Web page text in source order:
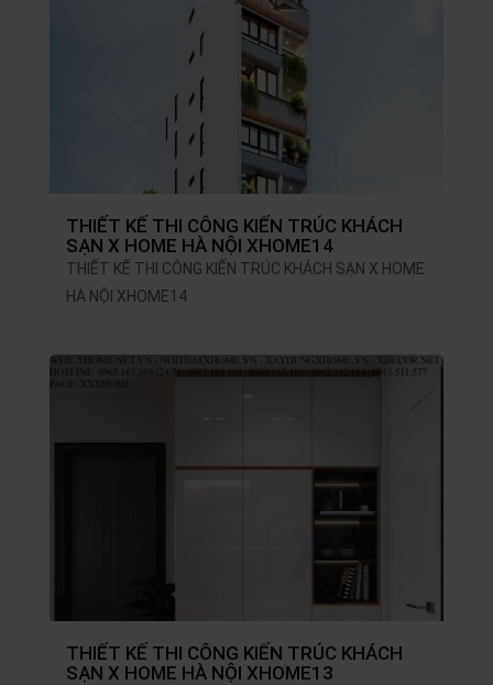
THIẾT KẾ THI CÔNG KIẾN TRÚC KHÁCH
SẠN X HOME HÀ NỘI XHOME14
THIẾT KẾ THI CÔNG KIẾN TRÚC KHÁCH SẠN X HOME
HÀ NỘI XHOME14
THIẾT KẾ THI CÔNG KIẾN TRÚC KHÁCH
SẠN X HOME HÀ NỘI XHOME13